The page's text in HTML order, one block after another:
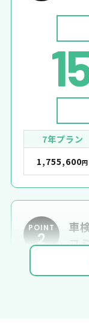
7年プラン
1,755,600円
POINT
2
車
コ